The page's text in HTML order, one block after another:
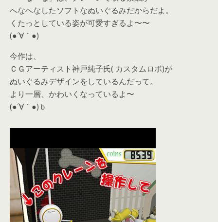
へなへなしたソフトなぬいぐるみだからだよ。
くたっとしている姿が可愛すぎるよ〜〜
(●´∀｀●)
今作は、
ＣＧアーティスト神戸純子氏( カスタムロボ)が
ぬいぐるみデザインをしているんだって。
より一層、かわいくなっているよ〜
(●´∀｀●)ｂ